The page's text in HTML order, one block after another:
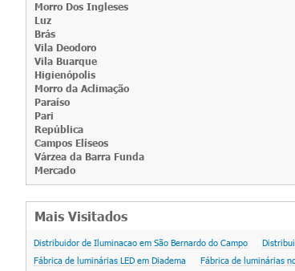
Morro Dos Ingleses
Luz
Brás
Vila Deodoro
Vila Buarque
Higienópolis
Morro da Aclimação
Paraíso
Pari
República
Campos Elíseos
Várzea da Barra Funda
Mercado
Mais Visitados
Distribuidor de Iluminacao em São Bernardo do Campo
Fábrica de luminárias LED em Diadema
Fábrica de luminárias